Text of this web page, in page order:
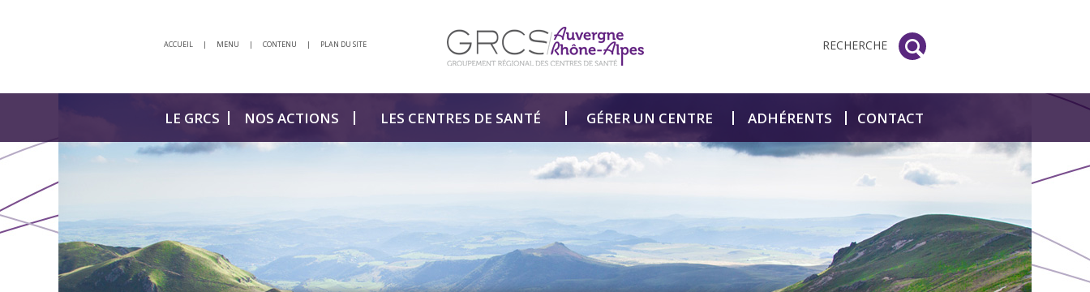
ACCUEIL | MENU | CONTENU | PLAN DU SITE RECHERCHE
LE GRCS NOS ACTIONS LES CENTRES DE SANTÉ GÉRER UN CENTRE ADHÉRENTS CONTACT